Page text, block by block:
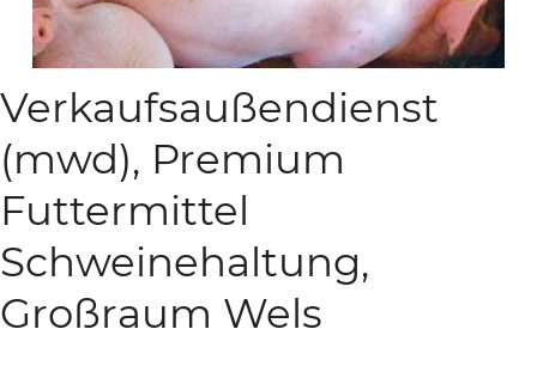
Verkaufsaußendienst
(mwd), Premium
Futtermittel
Schweinehaltung,
Großraum Wels